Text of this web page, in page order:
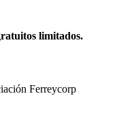
limitados.
Ferreycorp